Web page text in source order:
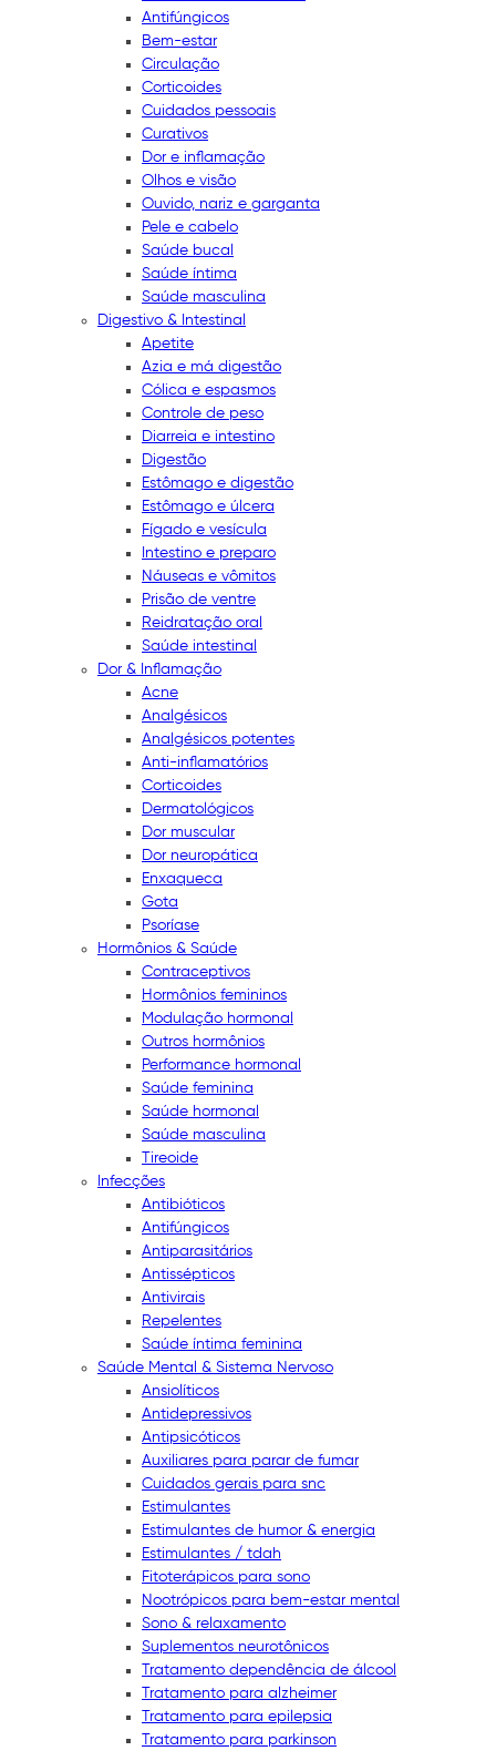
Antifúngicos
Bem-estar
Circulação
Corticoides
Cuidados pessoais
Curativos
Dor e inflamação
Olhos e visão
Ouvido, nariz e garganta
Pele e cabelo
Saúde bucal
Saúde íntima
Saúde masculina
Digestivo & Intestinal
Apetite
Azia e má digestão
Cólica e espasmos
Controle de peso
Diarreia e intestino
Digestão
Estômago e digestão
Estômago e úlcera
Fígado e vesícula
Intestino e preparo
Náuseas e vômitos
Prisão de ventre
Reidratação oral
Saúde intestinal
Dor & Inflamação
Acne
Analgésicos
Analgésicos potentes
Anti-inflamatórios
Corticoides
Dermatológicos
Dor muscular
Dor neuropática
Enxaqueca
Gota
Psoríase
Hormônios & Saúde
Contraceptivos
Hormônios femininos
Modulação hormonal
Outros hormônios
Performance hormonal
Saúde feminina
Saúde hormonal
Saúde masculina
Tireoide
Infecções
Antibióticos
Antifúngicos
Antiparasitários
Antissépticos
Antivirais
Repelentes
Saúde íntima feminina
Saúde Mental & Sistema Nervoso
Ansiolíticos
Antidepressivos
Antipsicóticos
Auxiliares para parar de fumar
Cuidados gerais para snc
Estimulantes
Estimulantes de humor & energia
Estimulantes / tdah
Fitoterápicos para sono
Nootrópicos para bem-estar mental
Sono & relaxamento
Suplementos neurotônicos
Tratamento dependência de álcool
Tratamento para alzheimer
Tratamento para epilepsia
Tratamento para parkinson